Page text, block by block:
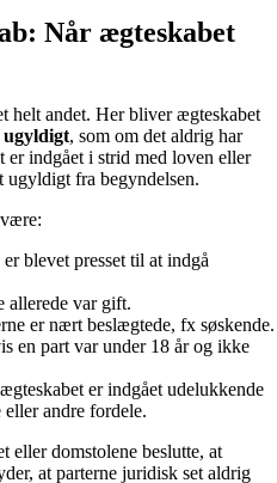
Når ægteskabet
helt andet. Her bliver ægteskabet
, som om det aldrig har
er indgået i strid med loven eller
ugyldigt fra begyndelsen.
blevet presset til at indgå
allerede var gift.
er nært beslægtede, fx søskende.
en part var under 18 år og ikke
er indgået udelukkende
andre fordele.
eller domstolene beslutte, at
at parterne juridisk set aldrig